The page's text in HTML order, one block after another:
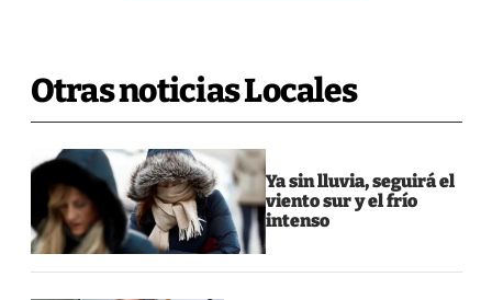
Otras noticias Locales
Ya sin lluvia, seguirá el
viento sur y el frío
intenso